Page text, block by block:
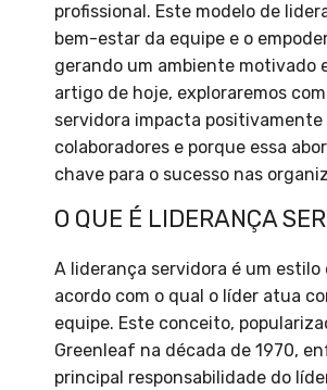
profissional. Este modelo de
bem-estar da equipe e o
gerando um ambiente motivado
artigo de hoje, exploraremos
servidora impacta positivamente
colaboradores e porque essa
chave para o sucesso nas
O QUE É LIDERANÇA
A liderança servidora é um estilo
acordo com o qual o líder atua
equipe. Este conceito,
Greenleaf na década de 1970,
principal responsabilidade do